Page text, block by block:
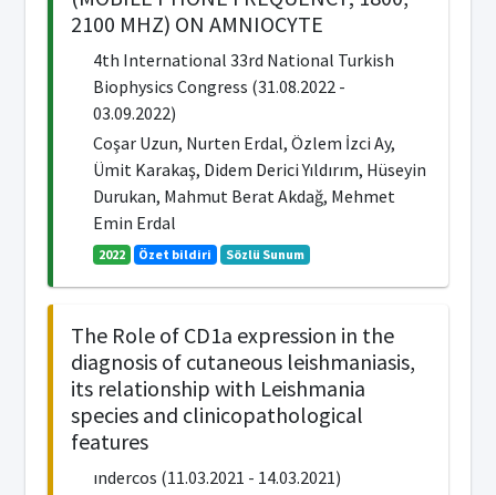
2100 MHZ) ON AMNIOCYTE
4th International 33rd National Turkish
Biophysics Congress (31.08.2022 -
03.09.2022)
Coşar Uzun, Nurten Erdal, Özlem İzci Ay,
Ümit Karakaş, Didem Derici Yıldırım, Hüseyin
Durukan, Mahmut Berat Akdağ, Mehmet
Emin Erdal
2022 Özet bildiri Sözlü Sunum
The Role of CD1a expression in the
diagnosis of cutaneous leishmaniasis,
its relationship with Leishmania
species and clinicopathological
features
ındercos (11.03.2021 - 14.03.2021)